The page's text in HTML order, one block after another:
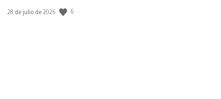
Fecha
28 de julio de 2026 6